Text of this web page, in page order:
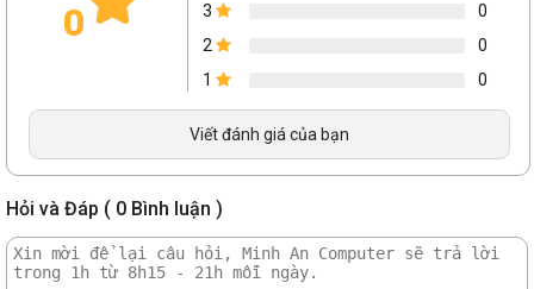
0
3
0
2
0
1
0
Viết đánh giá của bạn
Hỏi và Đáp ( 0 Bình luận )